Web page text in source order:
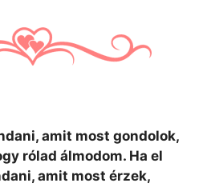
amit most gondolok,
rólad álmodom. Ha el
amit most érzek,